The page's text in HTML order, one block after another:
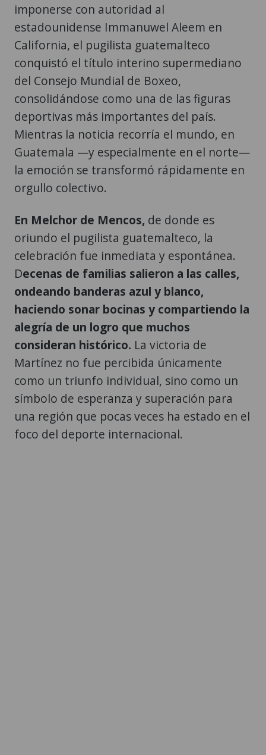
imponerse con autoridad al
estadounidense Immanuwel Aleem en
California, el pugilista guatemalteco
conquistó el título interino supermediano
del Consejo Mundial de Boxeo,
consolidándose como una de las figuras
deportivas más importantes del país.
Mientras la noticia recorría el mundo, en
Guatemala —y especialmente en el norte—
la emoción se transformó rápidamente en
orgullo colectivo.
En Melchor de Mencos, de donde es
oriundo el pugilista guatemalteco, la
celebración fue inmediata y espontánea.
Decenas de familias salieron a las calles,
ondeando banderas azul y blanco,
haciendo sonar bocinas y compartiendo la
alegría de un logro que muchos
consideran histórico. La victoria de
Martínez no fue percibida únicamente
como un triunfo individual, sino como un
símbolo de esperanza y superación para
una región que pocas veces ha estado en el
foco del deporte internacional.